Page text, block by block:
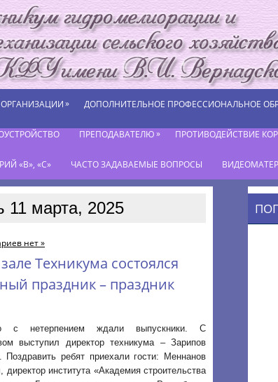
» ДОПОЛНИТЕЛЬНОЕ ПРОФЕССИОНАЛЬНОЕ
ПРЕПОДАВАТЕЛЮ» ПРОТИВОДЕЙСТВИЕ
«В», «С» ЧАСТО ЗАДАВАЕМЫЕ ВОПРОСЫ
11 марта, 2025
нет »
Техникума состоялся
праздник – праздник
с нетерпением ждали выпускники. С
выступил директор техникума – Зарипов
ребят приехали гости: Меннанов
института «Академия строительства